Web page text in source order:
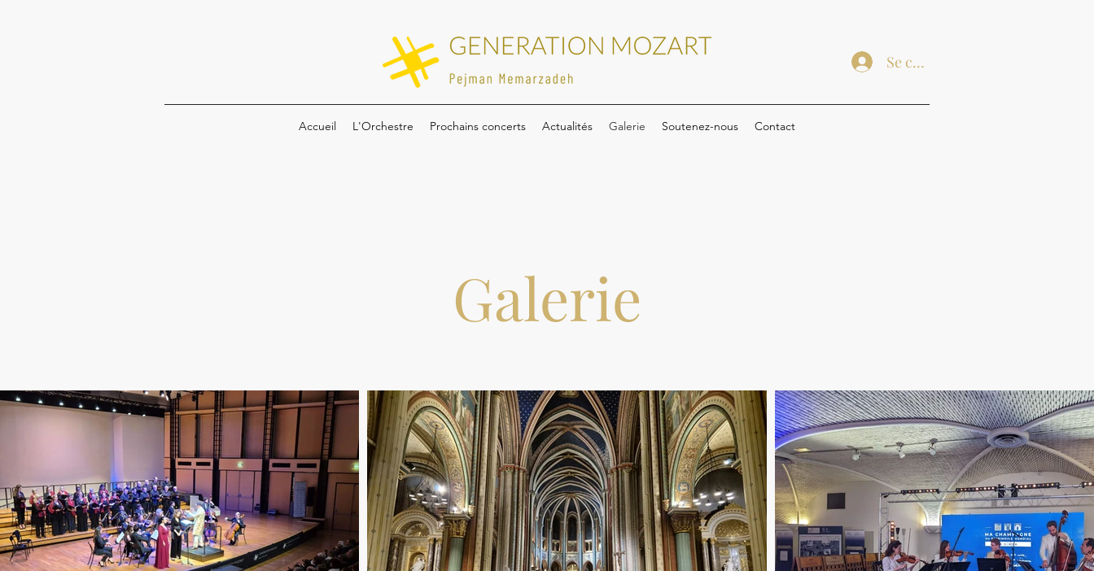
Se connecter
Accueil L'Orchestre Prochains concerts Actualités Galerie Soutenez-nous Contact
Galerie